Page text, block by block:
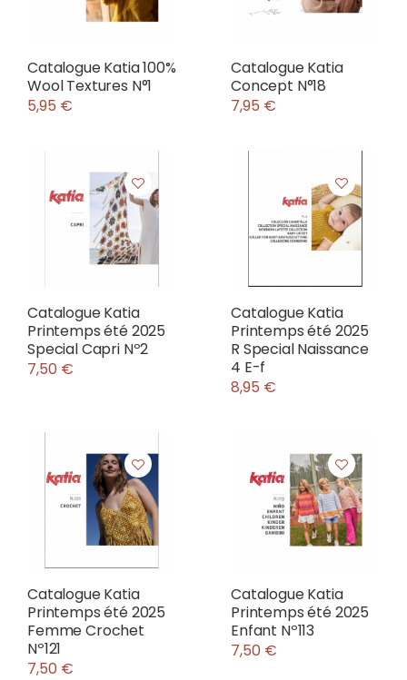
Catalogue Katia 100%
Wool Textures N°1
5,95 €
Catalogue Katia
Concept N°18
7,95 €
Catalogue Katia
Printemps été 2025
Special Capri Nº2
7,50 €
Catalogue Katia
Printemps été 2025
R Special Naissance
4 E-f
8,95 €
Catalogue Katia
Printemps été 2025
Femme Crochet
Nº121
7,50 €
Catalogue Katia
Printemps été 2025
Enfant Nº113
7,50 €